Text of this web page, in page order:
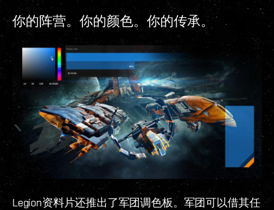
你的阵营。你的颜色。你的传承。
Legion资料片还推出了军团调色板。军团可以借其任